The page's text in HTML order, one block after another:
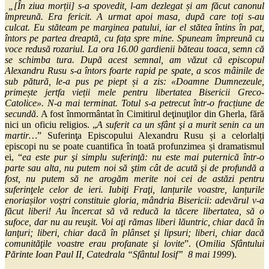
„[În ziua morții] s-a spovedit, l-am dezlegat și am făcut canonul
împreună. Era fericit. A urmat apoi masa, după care toți s-au
culcat. Eu stăteam pe marginea patului, iar el stătea întins în pat,
întors pe partea dreaptă, cu fața spre mine. Spuneam împreună cu
voce redusă rozariul. La ora 16.00 gardienii băteau toaca, semn că
se schimba tura. După acest semnal, am văzut că episcopul
Alexandru Rusu s-a întors foarte rapid pe spate, a scos mâinile de
sub pătură, le-a pus pe piept și a zis: «Doamne Dumnezeule,
primește jertfa vieții mele pentru libertatea Bisericii Greco-
Catolice». N-a mai terminat. Totul s-a petrecut într-o fracțiune de
secundă. A fost înmormântat în Cimitirul deţinuţilor din Gherla, fără
nici un oficiu religios. „A suferit ca un sfânt şi a murit senin ca un
martir…” Suferinţa Episcopului Alexandru Rusu și a celorlalți
episcopi nu se poate cuantifica în toată profunzimea și dramatismul
ei, “ea este pur şi simplu suferinţă: nu este mai puternică într-o
parte sau alta, nu putem noi să ştim cât de acută şi de profundă a
fost, nu putem să ne arogăm merite noi cei de astăzi pentru
suferinţele celor de ieri. Iubiţi Fraţi, lanțurile voastre, lanțurile
enoriașilor voștri constituie gloria, mândria Bisericii: adevărul v-a
făcut liberi! Au încercat să vă reducă la tăcere libertatea, să o
sufoce, dar nu au reuşit. Voi aţi rămas liberi lăuntric, chiar dacă în
lanţuri; liberi, chiar dacă în plânset şi lipsuri; liberi, chiar dacă
comunităţile voastre erau profanate şi lovite”. (Omilia Sfântului
Părinte Ioan Paul II, Catedrala “Sfântul Iosif” 8 mai 1999).